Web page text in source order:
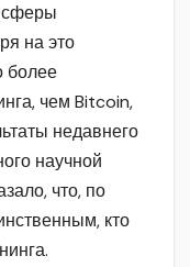
сферы
на это
более
чем Bitcoin,
недавнего
научной
что, по
кто